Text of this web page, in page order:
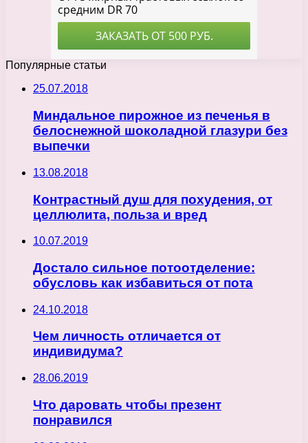
Популярные статьи
25.07.2018
Миндальное пирожное из печенья в
белоснежной шоколадной глазури без
выпечки
13.08.2018
Контрастный душ для похудения, от
целлюлита, польза и вред
10.07.2019
Достало сильное потоотделение:
обусловь как избавиться от пота
24.10.2018
Чем личность отличается от
индивидума?
28.06.2019
Что даровать чтобы презент
понравился